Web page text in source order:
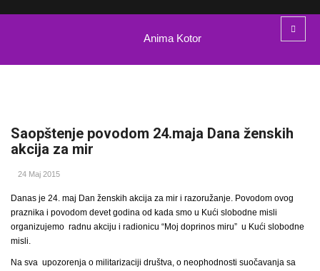
Anima Kotor
Saopštenje povodom 24.maja Dana ženskih
akcija za mir
24 Maj 2015
Danas je 24. maj Dan ženskih akcija za mir i razoružanje. Povodom ovog
praznika i povodom devet godina od kada smo u Kući slobodne misli
organizujemo radnu akciju i radionicu “Moj doprinos miru” u Kući slobodne
misli.
Na sva upozorenja o militarizaciji društva, o neophodnosti suočavanja sa